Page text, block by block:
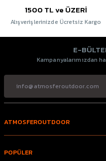
1500 TL ve ÜZERİ
Alışverişlerinizde Ücretsiz Kargo
E-
Kampanyalarımızdan
ATMOSFEROUTDOOR
POPÜLER